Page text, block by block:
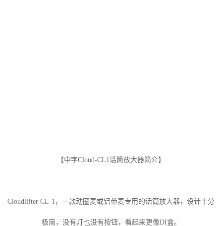
【中字Cloud-CL1话筒放大器简介】
Cloudlifter CL-1，一款动圈麦或铝带麦专用的话筒放大器，设计十分
极简，没有灯也没有按钮，看起来更像DI盒。